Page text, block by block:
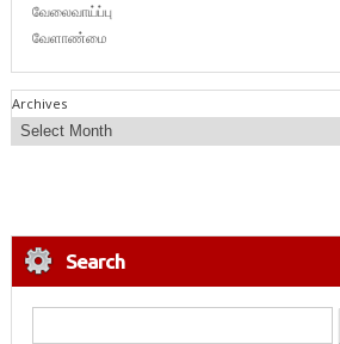
வேலைவாய்ப்பு
வேளாண்மை
Archives
Search